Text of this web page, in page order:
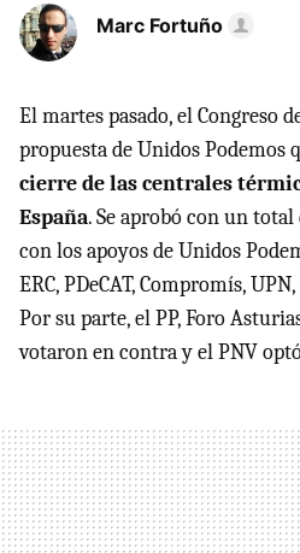
Marc Fortuño
El martes pasado, el Congreso
propuesta de Unidos Podemos
cierre de las centrales
España. Se aprobó con un
con los apoyos de Unidos
ERC, PDeCAT, Compromís,
Por su parte, el PP, Foro
votaron en contra y el PNV